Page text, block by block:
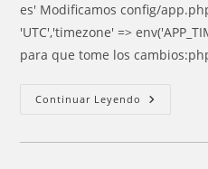
es' Modificamos config/
'UTC','timezone' =>
para que tome los
Continuar Leyendo Laravel: